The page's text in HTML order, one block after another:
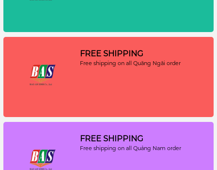
FREE SHIPPING
Free shipping on all Quãng Ngãi order
FREE SHIPPING
Free shipping on all Quảng Nam order